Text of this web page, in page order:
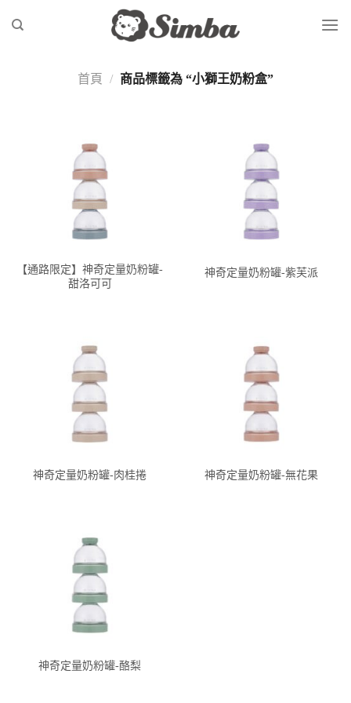
首頁 / 商品標籤為 “小獅王奶粉盒”
【通路限定】神奇定量奶粉罐-
甜洛可可
神奇定量奶粉罐-紫芙派
神奇定量奶粉罐-肉桂捲 神奇定量奶粉罐-無花果
神奇定量奶粉罐-酪梨